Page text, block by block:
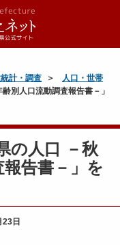
計・調査
人口・世帯
別人口流動調査報告書－」
の人口 －秋
告書－」を
日